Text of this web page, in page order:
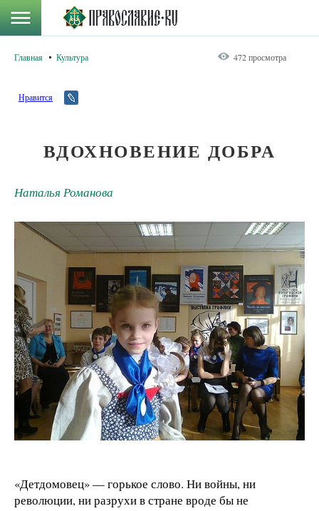
Главная Культура 472 просмотра
Нравится
ВДОХНОВЕНИЕ ДОБРА
Наталья Романова
«Детдомовец» — горькое слово. Ни войны, ни
революции, ни разрухи в стране вроде бы не